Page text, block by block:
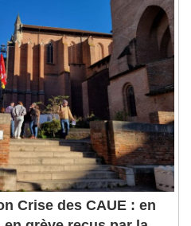
Crise des CAUE : en